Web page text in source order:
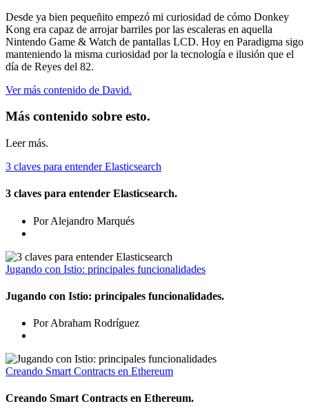
Desde ya bien pequeñito empezó mi curiosidad de cómo Donkey
Kong era capaz de arrojar barriles por las escaleras en aquella
Nintendo Game & Watch de pantallas LCD. Hoy en Paradigma sigo
manteniendo la misma curiosidad por la tecnología e ilusión que el
día de Reyes del 82.
Ver más contenido de David.
Más contenido sobre esto.
Leer más.
3 claves para entender Elasticsearch
3 claves para entender Elasticsearch.
Por Alejandro Marqués
Jugando con Istio: principales funcionalidades
Jugando con Istio: principales funcionalidades.
Por Abraham Rodríguez
Creando Smart Contracts en Ethereum
Creando Smart Contracts en Ethereum.